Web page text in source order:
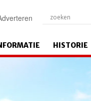
HISTORIE